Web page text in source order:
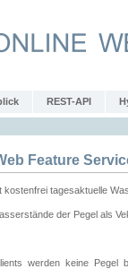
REST-API
Feature
kostenfrei tagesaktuelle
der Pegel als
werden keine